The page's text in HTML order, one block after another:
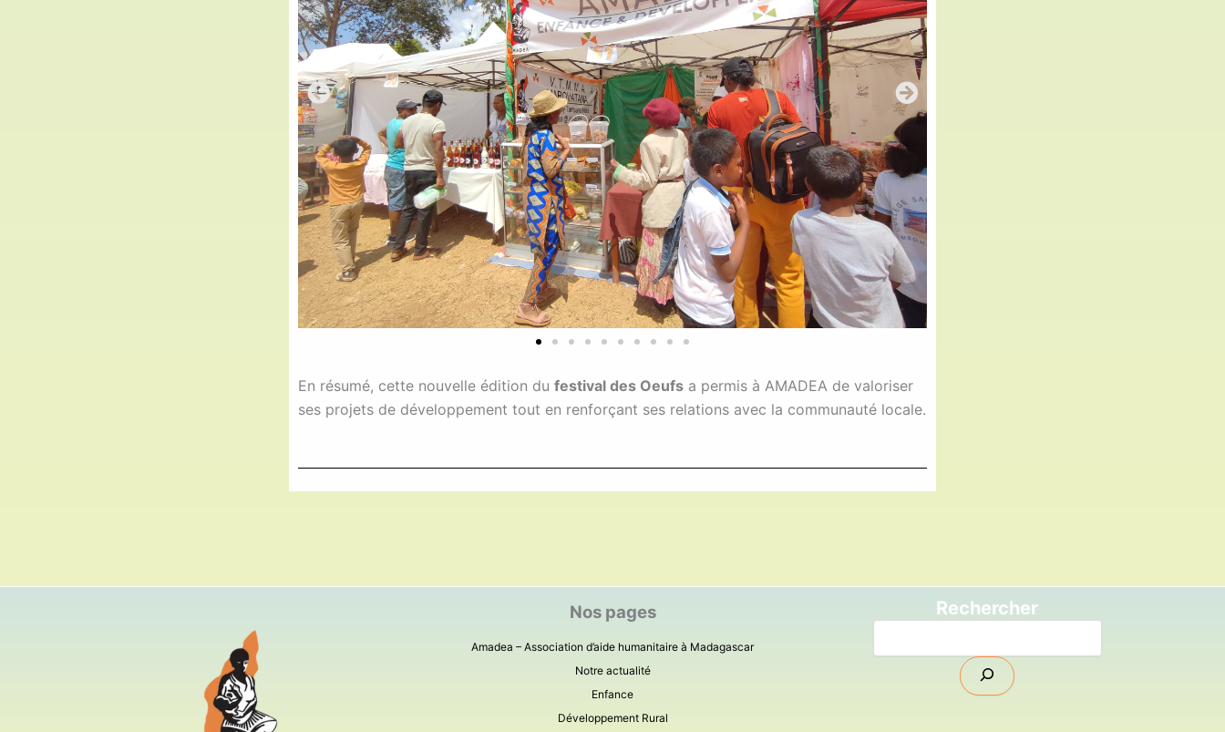
En résumé, cette nouvelle édition du festival des Oeufs a permis à AMADEA de valoriser
ses projets de développement tout en renforçant ses relations avec la communauté locale.
Nos pages
Amadea – Association d’aide humanitaire à Madagascar
Notre actualité
Enfance
Développement Rural
Rechercher